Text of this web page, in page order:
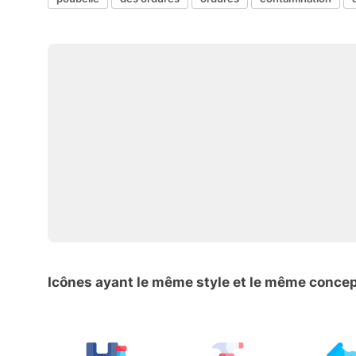
Icônes ayant le même style et le même